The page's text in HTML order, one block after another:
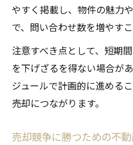
やすく掲載し、物件の魅力
で、問い合わせ数を増やすこ
注意すべき点として、短期
を下げざるを得ない場合が
ジュールで計画的に進める
売却につながります。
売却競争に勝つための不